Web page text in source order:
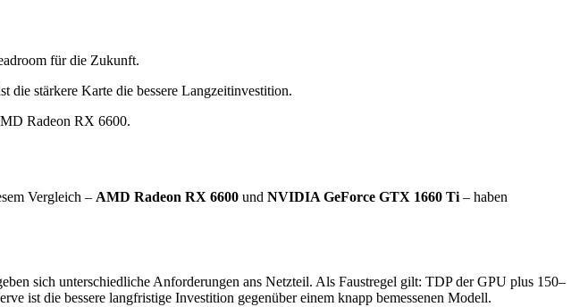
für die Zukunft.
stärkere Karte die bessere Langzeitinvestition.
Radeon RX 6600.
Vergleich – AMD Radeon RX 6600 und NVIDIA GeForce GTX 1660 Ti – haben
sich unterschiedliche Anforderungen ans Netzteil. Als Faustregel gilt: TDP der GPU plus 150–
ist die bessere langfristige Investition gegenüber einem knapp bemessenen Modell.